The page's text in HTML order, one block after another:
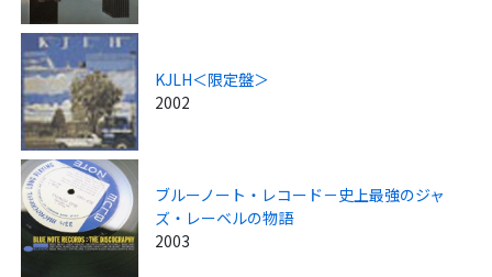
KJLH＜限定盤＞
2002
ブルーノート・レコード－史上最強のジャ
ズ・レーベルの物語
2003